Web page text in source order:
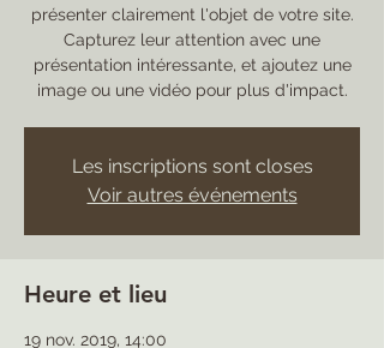
présenter clairement l'objet de votre site.
Capturez leur attention avec une
présentation intéressante, et ajoutez une
image ou une vidéo pour plus d'impact.
Les inscriptions sont closes
Voir autres événements
Heure et lieu
19 nov. 2019, 14:00